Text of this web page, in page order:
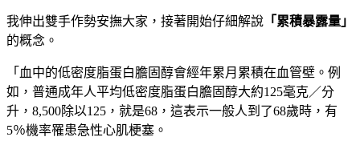
我伸出雙手作勢安撫大家，接著開始仔細解說 「累積暴露量」
的概念。
「血中的低密度脂蛋白膽固醇會經年累月累積在血管壁。例
如，普通成年人平均低密度脂蛋白膽固醇大約125毫克／分
升，8,500除以125，就是68，這表示一般人到了68歲時，有
5％機率罹患急性心肌梗塞。